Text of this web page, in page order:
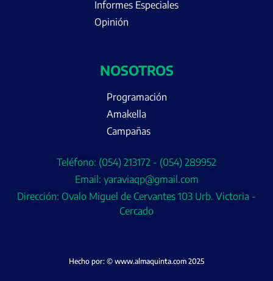
Informes Especiales
Opinión
NOSOTROS
Programación
Amakella
Campañas
Teléfono: (054) 213172 - (054) 289952
Email: yaraviaqp@gmail.com
Dirección: Ovalo Miguel de Cervantes 103 Urb. Victoria -
Cercado
Hecho por: © www.almaquinta.com 2025